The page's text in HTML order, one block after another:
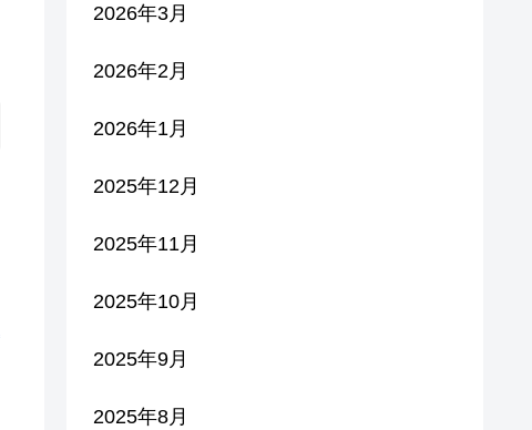
2026年3月
2026年2月
2026年1月
2025年12月
2025年11月
2025年10月
2025年9月
2025年8月